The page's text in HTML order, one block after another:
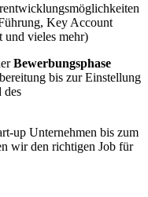
Key Account
und vieles mehr)
Bewerbungsphase
bis zur Einstellung
des
up Unternehmen bis zum
wir den richtigen Job für